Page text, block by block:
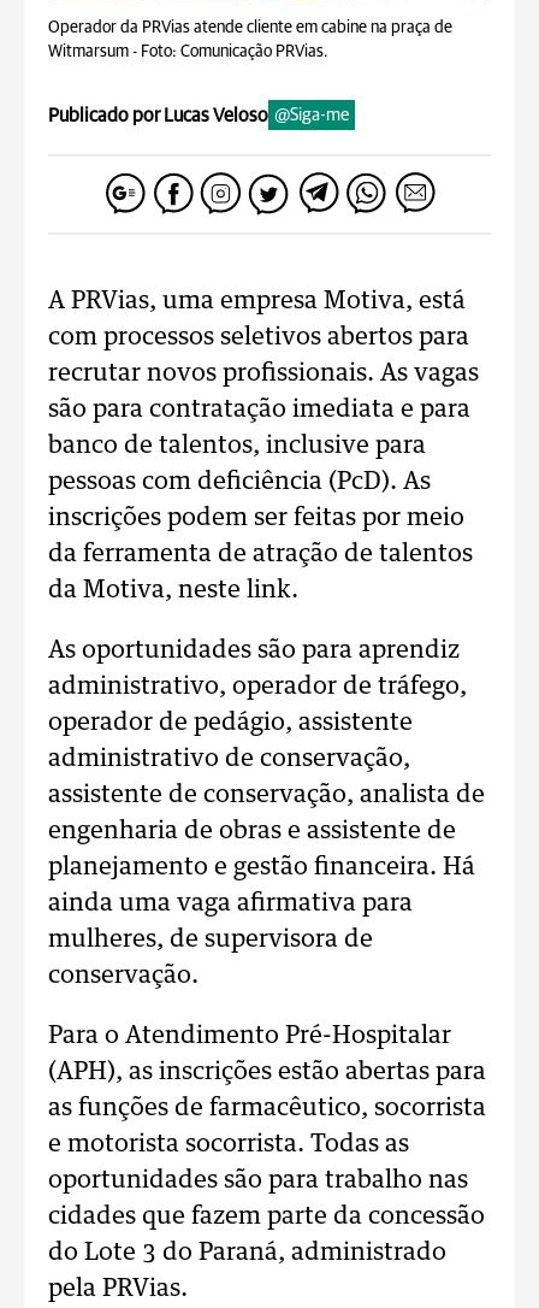
Operador da PRVias atende cliente em cabine na praça de
Witmarsum - Foto: Comunicação PRVias.
Publicado por Lucas Veloso @Siga-me
A PRVias, uma empresa Motiva, está
com processos seletivos abertos para
recrutar novos profissionais. As vagas
são para contratação imediata e para
banco de talentos, inclusive para
pessoas com deficiência (PcD). As
inscrições podem ser feitas por meio
da ferramenta de atração de talentos
da Motiva, neste link.
As oportunidades são para aprendiz
administrativo, operador de tráfego,
operador de pedágio, assistente
administrativo de conservação,
assistente de conservação, analista de
engenharia de obras e assistente de
planejamento e gestão financeira. Há
ainda uma vaga afirmativa para
mulheres, de supervisora de
conservação.
Para o Atendimento Pré-Hospitalar
(APH), as inscrições estão abertas para
as funções de farmacêutico, socorrista
e motorista socorrista. Todas as
oportunidades são para trabalho nas
cidades que fazem parte da concessão
do Lote 3 do Paraná, administrado
pela PRVias.